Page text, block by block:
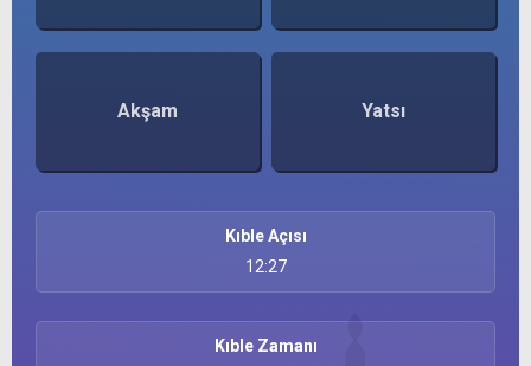
Akşam Yatsı
Kıble Açısı
12:27
Kıble Zamanı